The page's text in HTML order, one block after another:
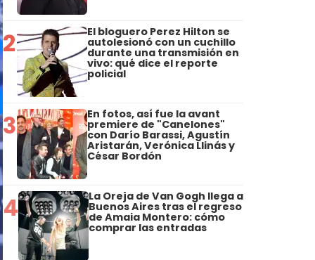
2 El bloguero Perez Hilton se
autolesionó con un cuchillo
durante una transmisión en
vivo: qué dice el reporte
policial
3 En fotos, así fue la avant
premiere de "Canelones"
con Darío Barassi, Agustín
Aristarán, Verónica Llinás y
César Bordón
4 La Oreja de Van Gogh llega a
Buenos Aires tras el regreso
de Amaia Montero: cómo
comprar las entradas